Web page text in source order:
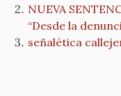
NUEVA
“Desde la
señalética